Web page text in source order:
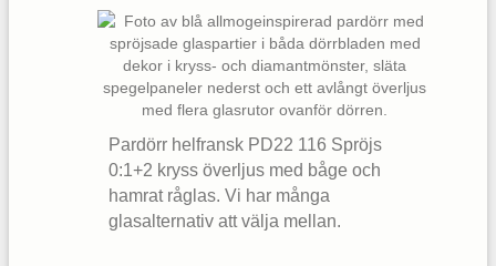
Pardörr helfransk PD22 116 Spröjs
0:1+2 kryss överljus med båge och
hamrat råglas. Vi har många
glasalternativ att välja mellan.